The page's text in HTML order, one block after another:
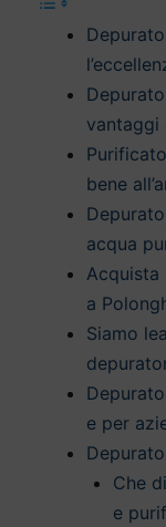
vantaggi
bene
acqua
a
Siamo
e per
Che
e